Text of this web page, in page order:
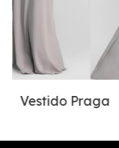
Vestido Praga